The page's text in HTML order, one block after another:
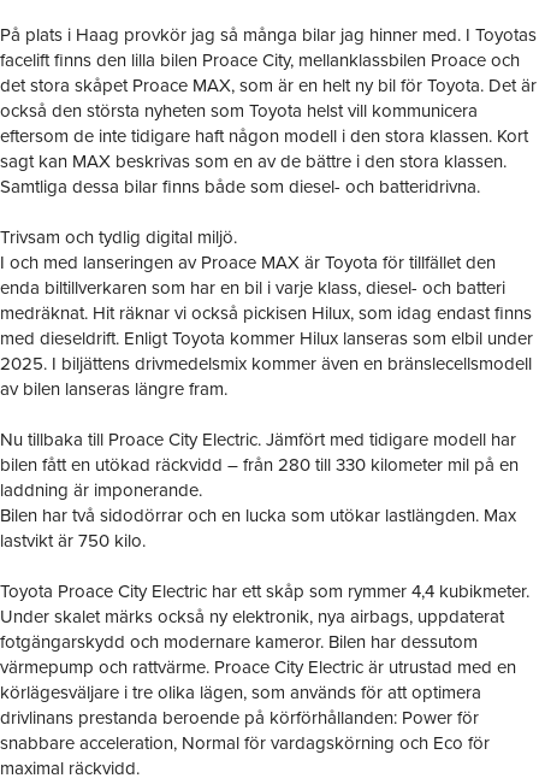
På plats i Haag provkör jag så många bilar jag hinner med. I Toyotas
facelift finns den lilla bilen Proace City, mellanklassbilen Proace och
det stora skåpet Proace MAX, som är en helt ny bil för Toyota. Det är
också den största nyheten som Toyota helst vill kommunicera
eftersom de inte tidigare haft någon modell i den stora klassen. Kort
sagt kan MAX beskrivas som en av de bättre i den stora klassen.
Samtliga dessa bilar finns både som diesel- och batteridrivna.
Trivsam och tydlig digital miljö.
I och med lanseringen av Proace MAX är Toyota för tillfället den
enda biltillverkaren som har en bil i varje klass, diesel- och batteri
medräknat. Hit räknar vi också pickisen Hilux, som idag endast finns
med dieseldrift. Enligt Toyota kommer Hilux lanseras som elbil under
2025. I biljättens drivmedelsmix kommer även en bränslecellsmodell
av bilen lanseras längre fram.
Nu tillbaka till Proace City Electric. Jämfört med tidigare modell har
bilen fått en utökad räckvidd – från 280 till 330 kilometer mil på en
laddning är imponerande.
Bilen har två sidodörrar och en lucka som utökar lastlängden. Max
lastvikt är 750 kilo.
Toyota Proace City Electric har ett skåp som rymmer 4,4 kubikmeter.
Under skalet märks också ny elektronik, nya airbags, uppdaterat
fotgängarskydd och modernare kameror. Bilen har dessutom
värmepump och rattvärme. Proace City Electric är utrustad med en
körlägesväljare i tre olika lägen, som används för att optimera
drivlinans prestanda beroende på körförhållanden: Power för
snabbare acceleration, Normal för vardagskörning och Eco för
maximal räckvidd.